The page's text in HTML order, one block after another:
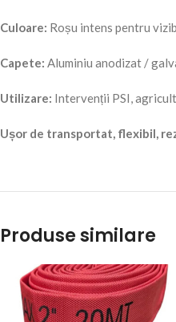
Culoare: Roșu intens pentru
Capete: Aluminiu anodizat /
Utilizare: Intervenții PSI,
Ușor de transportat, flexibil,
Produse similare